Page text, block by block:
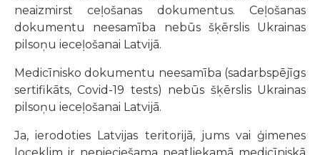
neaizmirst ceļošanas dokumentus. Ceļošanas
dokumentu neesamība nebūs šķērslis Ukrainas
pilsoņu ieceļošanai Latvijā.
Medicīnisko dokumentu neesamība (sadarbspējīgs
sertifikāts, Covid-19 tests) nebūs šķērslis Ukrainas
pilsoņu ieceļošanai Latvijā.
Ja, ierodoties Latvijas teritorijā, jums vai ģimenes